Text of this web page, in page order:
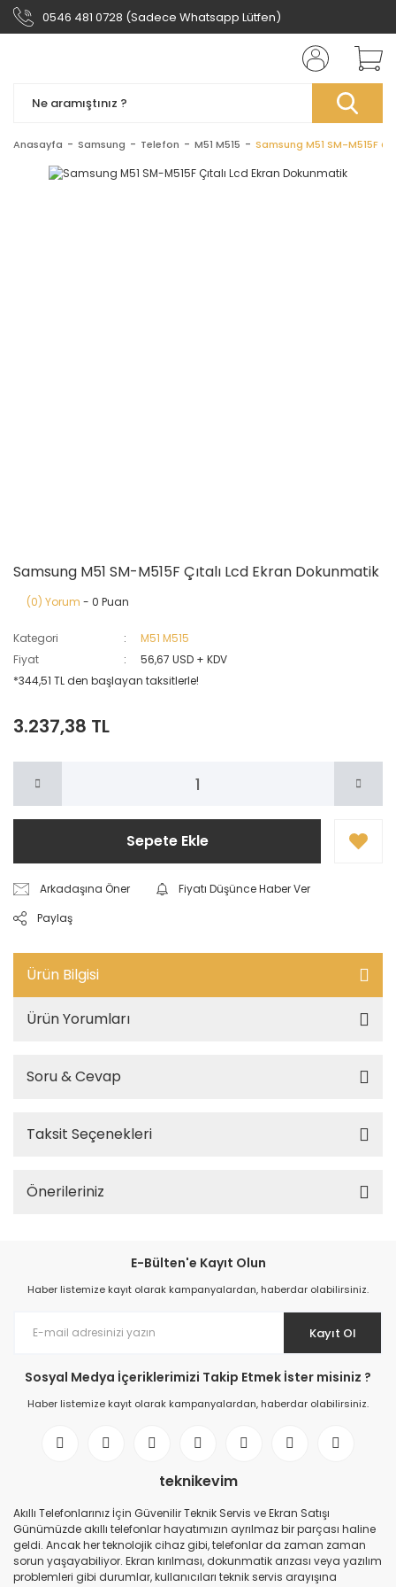
0546 481 0728 (Sadece Whatsapp Lütfen)
Anasayfa Samsung Telefon M51 M515 Samsung M51 SM-M515F
Samsung M51 SM-M515F Çıtalı Lcd Ekran Dokunmatik
(0) Yorum - 0 Puan
Kategori
M51 M515
Fiyat
56,67 USD + KDV
*344,51 TL den başlayan taksitlerle!
3.237,38 TL
Sepete Ekle
Arkadaşına Öner
Fiyatı Düşünce Haber Ver
Paylaş
Ürün Bilgisi
Ürün Yorumları
Soru & Cevap
Taksit Seçenekleri
Önerileriniz
E-Bülten'e Kayıt Olun
Haber listemize kayıt olarak kampanyalardan, haberdar olabilirsiniz.
Kayıt Ol
Sosyal Medya İçeriklerimizi Takip Etmek İster misiniz ?
Haber listemize kayıt olarak kampanyalardan, haberdar olabilirsiniz.
teknikevim
Akıllı Telefonlarınız İçin Güvenilir Teknik Servis ve Ekran Satışı
Günümüzde akıllı telefonlar hayatımızın ayrılmaz bir parçası haline
geldi. Ancak her teknolojik cihaz gibi, telefonlar da zaman zaman
sorun yaşayabiliyor. Ekran kırılması, dokunmatik arızası veya yazılım
problemleri gibi durumlar, kullanıcıları teknik servis arayışına